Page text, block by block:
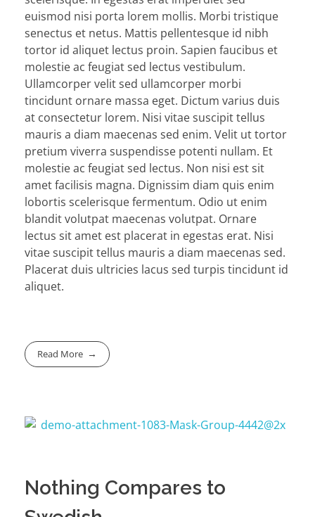
euismod nisi porta lorem mollis. Morbi tristique
senectus et netus. Mattis pellentesque id nibh
tortor id aliquet lectus proin. Sapien faucibus et
molestie ac feugiat sed lectus vestibulum.
Ullamcorper velit sed ullamcorper morbi
tincidunt ornare massa eget. Dictum varius duis
at consectetur lorem. Nisi vitae suscipit tellus
mauris a diam maecenas sed enim. Velit ut tortor
pretium viverra suspendisse potenti nullam. Et
molestie ac feugiat sed lectus. Non nisi est sit
amet facilisis magna. Dignissim diam quis enim
lobortis scelerisque fermentum. Odio ut enim
blandit volutpat maecenas volutpat. Ornare
lectus sit amet est placerat in egestas erat. Nisi
vitae suscipit tellus mauris a diam maecenas sed.
Placerat duis ultricies lacus sed turpis tincidunt id
aliquet.
Read More
Nothing Compares to